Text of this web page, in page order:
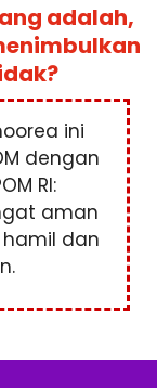
adalah,
ini
dengan
RI:
aman
dan